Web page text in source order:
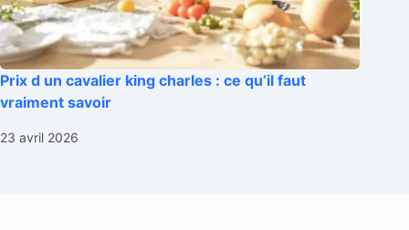
Prix d un cavalier king charles : ce qu’il faut
vraiment savoir
23 avril 2026